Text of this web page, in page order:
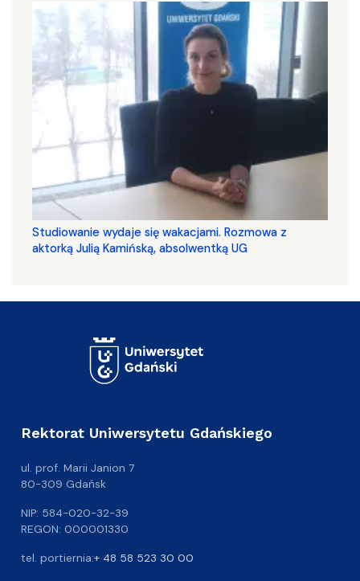
Studiowanie wydaje się wakacjami. Rozmowa z
aktorką Julią Kamińską, absolwentką UG
Rektorat Uniwersytetu Gdańskiego
ul. prof. Marii Janion 7
80-309 Gdańsk
NIP: 584-020-32-39
REGON: 000001330
tel. portiernia:+ 48 58 523 30 00